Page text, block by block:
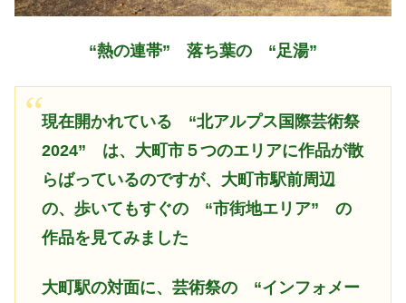
“熱の連帯” 落ち葉の “足湯”
現在開かれている
“北アルプス国際芸術祭
2024” は、大町市５つのエリアに作品が散
らばっているのですが、大町市駅前周辺
の、歩いてもすぐの “市街地エリア” の
作品を見てみました
大町駅の対面に、芸術祭の
“インフォメー